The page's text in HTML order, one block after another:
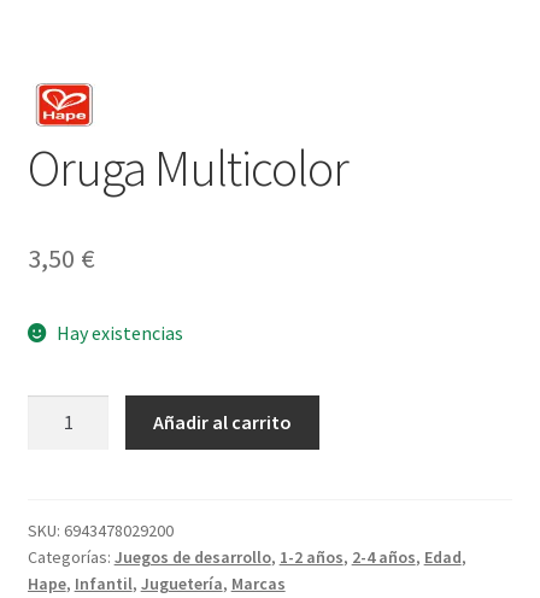
Oruga Multicolor
3,50 €
Hay existencias
Añadir al carrito
SKU: 6943478029200
Categorías: Juegos de desarrollo, 1-2 años, 2-4 años, Edad,
Hape, Infantil, Juguetería, Marcas